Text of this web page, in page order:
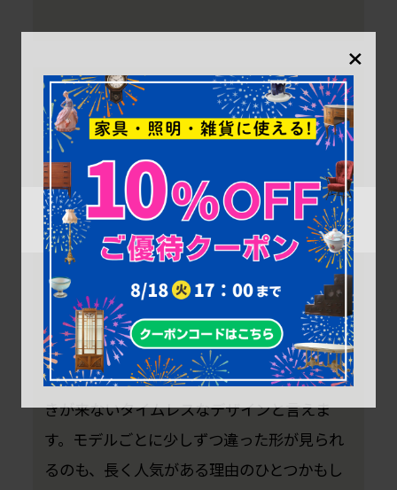
ノーマン・フォスター(Norman Foster)の人
気アイテム
フォスターソファシリーズ
ノーマン・フォスターの人気アイテムと言え
ば、まず挙げられる有名なソファです。四角
く角張ったフォルムは極めてシンプルで、飽
きが来ないタイムレスなデザインと言えま
す。モデルごとに少しずつ違った形が見られ
るのも、長く人気がある理由のひとつかもし
×